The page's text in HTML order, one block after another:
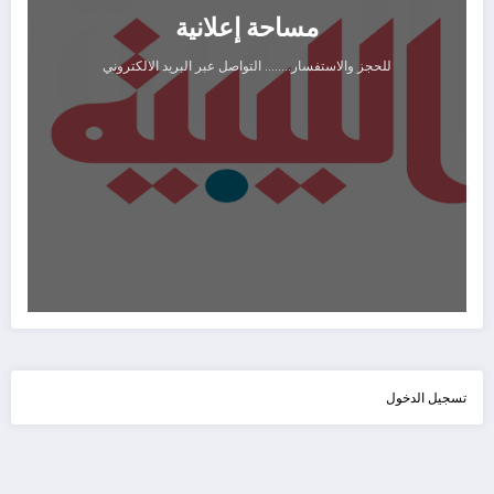
مساحة إعلانية
للحجز والاستفسار........ التواصل عبر البريد الالكتروني
تسجيل الدخول